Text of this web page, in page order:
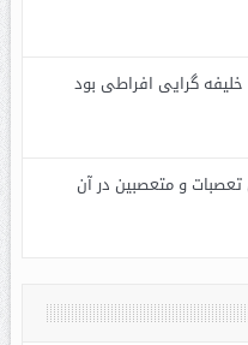
خلیفه گرایی افراطی بود
و متعصبین در آن